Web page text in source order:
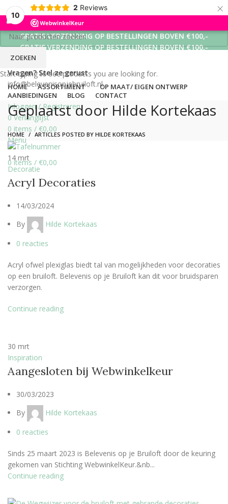
10
2 Reviews ×
GRATIS VERZENDING OP BESTELLINGEN BOVEN €100,-
GRATIS VERZENDING OP BESTELLINGEN BOVEN €100,-
GRATIS VERZENDING OP BESTELLINGEN BOVEN €100,-
Vragen? Stel ze gerust
info@belevenisopjebruiloft.nl
Inloggen / Registreren
0Verlanglijst
0 items / €0,00
Menu
0items / €0,00
HOME ASSORTIMENT
OP MAAT/ EIGEN ONTWERP
AANBIEDINGEN
BLOG CONTACT
Geplaatst door Hilde Kortekaas
HOME ARTICLES POSTED BY HILDE KORTEKAAS
14mrt
Decoratie
Acryl Decoraties
14/03/2024
By
Hilde Kortekaas
0 reacties
Acryl ofwel plexiglas biedt tal van mogelijkheden voor decoraties
op een bruiloft. Belevenis op je Bruiloft kan dit voor bruidsparen
verzorgen.
Continue reading
30 mrt
Inspiration
Aangesloten bij Webwinkelkeur
30/03/2023
By
Hilde Kortekaas
0 reacties
Sinds 25 maart 2023 is Belevenis op je Bruiloft door de keuring
gekomen van Stichting WebwinkelKeur.&nb...
Continue reading
ZOEKEN
Start typing to see products you are looking for.